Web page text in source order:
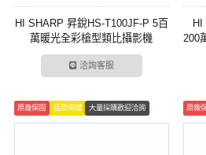
HI SHARP 昇銳HS-T100JF-P 5百
萬暖光全彩槍型類比攝影機
洽詢客服
HI
200
原廠保固 品質保證 大量採購歡迎洽詢 原廠